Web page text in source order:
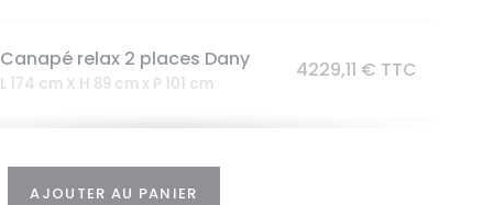
Canapé relax 2 places Dany
L 174 cm X H 89 cm x P 101 cm
4229,11 € TTC
AJOUTER AU PANIER